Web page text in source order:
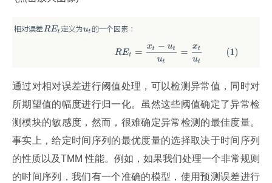
通过对相对误差进行阈值处理，可以检测异常值，同时对
所期望值的幅度进行归一化。虽然这些阈值确定了异常检
测模块的敏感度，然而，很难确定异常检测的最佳度量。
事实上，给定时间序列的最优度量的选择取决于时间序列
的性质以及TMM 性能。例如，如果我们处理一个非常规则
的时间序列，我们有一个准确的模型，使用预测误差进行